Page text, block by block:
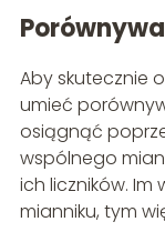
Aby skutecznie
umieć
osiągnąć
wspólnego
ich liczników. Im
mianniku, tym